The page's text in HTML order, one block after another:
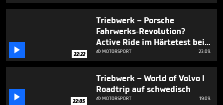
 22:22
Triebwerk – Porsche
Fahrwerks-Revolution?
Active Ride im Härtetest bei
Walter Röhrl & Tim Schrick I
Nürburgring Nordschleife
MOTORSPORT 23.09.
 22:05
Triebwerk – World of Volvo I
Roadtrip auf schwedisch
MOTORSPORT 19.09.